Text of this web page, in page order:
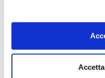
dalla nostra chef Moira
Leggi Tutto »